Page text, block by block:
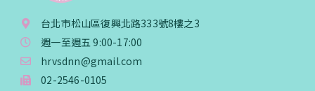
台北市松山區復興北路333號8樓之3
週一至週五 9:00-17:00
hrvsdnn@gmail.com
02-2546-0105